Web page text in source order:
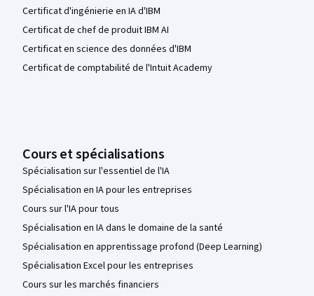
Certificat d'ingénierie en IA d'IBM
Certificat de chef de produit IBM AI
Certificat en science des données d'IBM
Certificat de comptabilité de l'Intuit Academy
Cours et spécialisations
Spécialisation sur l'essentiel de l'IA
Spécialisation en IA pour les entreprises
Cours sur l'IA pour tous
Spécialisation en IA dans le domaine de la santé
Spécialisation en apprentissage profond (Deep Learning)
Spécialisation Excel pour les entreprises
Cours sur les marchés financiers